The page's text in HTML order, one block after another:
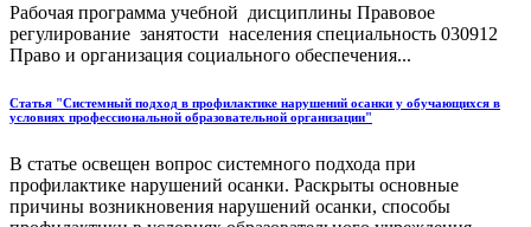
Рабочая программа учебной дисциплины Правовое
регулирование занятости населения специальность 030912
Право и организация социального обеспечения...
Статья "Системный подход в профилактике нарушений осанки у обучающихся в
условиях профессиональной образовательной организации"
В статье освещен вопрос системного подхода при
профилактике нарушений осанки. Раскрыты основные
причины возникновения нарушений осанки, способы